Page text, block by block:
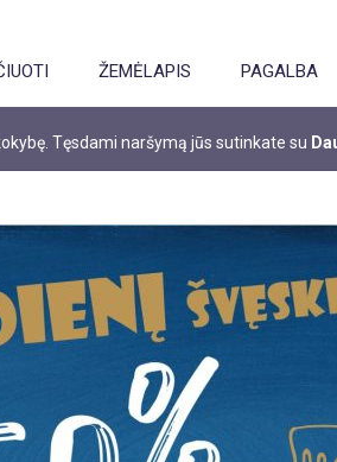
ŽEMĖLAPIS PAGALBA
Tęsdami naršymą jūs sutinkate su